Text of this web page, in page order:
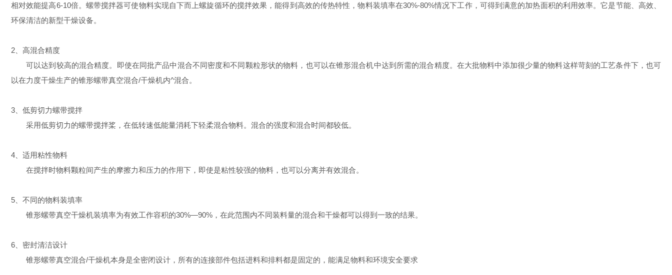
相对效能提高6-10倍。螺带搅拌器可使物料实现自下而上螺旋循环的搅拌效果，能得到高效的传热特性，物料装填率在30%-80%情况下工作，可得到满意的加热面积的利用效率。它是节能、高效、
环保清洁的新型干燥设备。
2、高混合精度
可以达到较高的混合精度。即使在同批产品中混合不同密度和不同颗粒形状的物料，也可以在锥形混合机中达到所需的混合精度。在大批物料中添加很少量的物料这样苛刻的工艺条件下，也可
以在力度干燥生产的锥形螺带真空混合/干燥机内^混合。
3、低剪切力螺带搅拌
采用低剪切力的螺带搅拌桨，在低转速低能量消耗下轻柔混合物料。混合的强度和混合时间都较低。
4、适用粘性物料
在搅拌时物料颗粒间产生的摩擦力和压力的作用下，即使是粘性较强的物料，也可以分离并有效混合。
5、不同的物料装填率
锥形螺带真空干燥机装填率为有效工作容积的30%—90%，在此范围内不同装料量的混合和干燥都可以得到一致的结果。
6、密封清洁设计
锥形螺带真空混合/干燥机本身是全密闭设计，所有的连接部件包括进料和排料都是固定的，能满足物料和环境安全要求